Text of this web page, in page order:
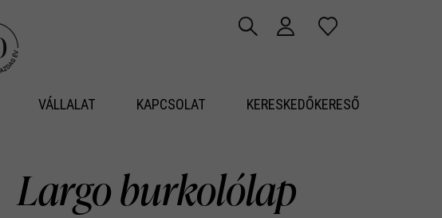
VÁLLALAT KAPCSOLAT KERESKEDŐKERESŐ
Largo burkolólap